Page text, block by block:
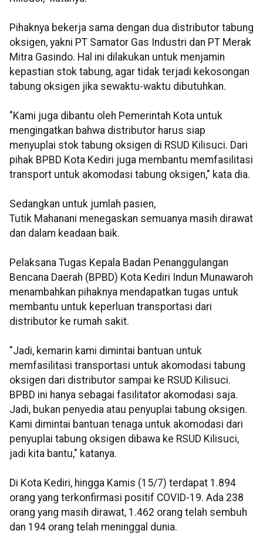
Pihaknya bekerja sama dengan dua distributor tabung
oksigen, yakni PT Samator Gas Industri dan PT Merak
Mitra Gasindo. Hal ini dilakukan untuk menjamin
kepastian stok tabung, agar tidak terjadi kekosongan
tabung oksigen jika sewaktu-waktu dibutuhkan.
"Kami juga dibantu oleh Pemerintah Kota untuk
mengingatkan bahwa distributor harus siap
menyuplai stok tabung oksigen di RSUD Kilisuci. Dari
pihak BPBD Kota Kediri juga membantu memfasilitasi
transport untuk akomodasi tabung oksigen," kata dia.
Sedangkan untuk jumlah pasien,
Tutik Mahanani menegaskan semuanya masih dirawat
dan dalam keadaan baik.
Pelaksana Tugas Kepala Badan Penanggulangan
Bencana Daerah (BPBD) Kota Kediri Indun Munawaroh
menambahkan pihaknya mendapatkan tugas untuk
membantu untuk keperluan transportasi dari
distributor ke rumah sakit.
"Jadi, kemarin kami dimintai bantuan untuk
memfasilitasi transportasi untuk akomodasi tabung
oksigen dari distributor sampai ke RSUD Kilisuci.
BPBD ini hanya sebagai fasilitator akomodasi saja.
Jadi, bukan penyedia atau penyuplai tabung oksigen.
Kami dimintai bantuan tenaga untuk akomodasi dari
penyuplai tabung oksigen dibawa ke RSUD Kilisuci,
jadi kita bantu," katanya.
Di Kota Kediri, hingga Kamis (15/7) terdapat 1.894
orang yang terkonfirmasi positif COVID-19. Ada 238
orang yang masih dirawat, 1.462 orang telah sembuh
dan 194 orang telah meninggal dunia.